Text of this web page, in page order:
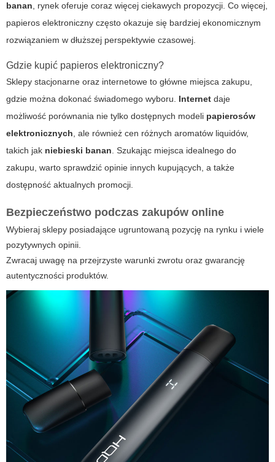
banan, rynek oferuje coraz więcej ciekawych propozycji. Co więcej,
papieros elektroniczny często okazuje się bardziej ekonomicznym
rozwiązaniem w dłuższej perspektywie czasowej.
Gdzie kupić papieros elektroniczny?
Sklepy stacjonarne oraz internetowe to główne miejsca zakupu,
gdzie można dokonać świadomego wyboru. Internet daje
możliwość porównania nie tylko dostępnych modeli papierosów
elektronicznych, ale również cen różnych aromatów liquidów,
takich jak niebieski banan. Szukając miejsca idealnego do
zakupu, warto sprawdzić opinie innych kupujących, a także
dostępność aktualnych promocji.
Bezpieczeństwo podczas zakupów online
Wybieraj sklepy posiadające ugruntowaną pozycję na rynku i wiele
pozytywnych opinii.
Zwracaj uwagę na przejrzyste warunki zwrotu oraz gwarancję
autentyczności produktów.